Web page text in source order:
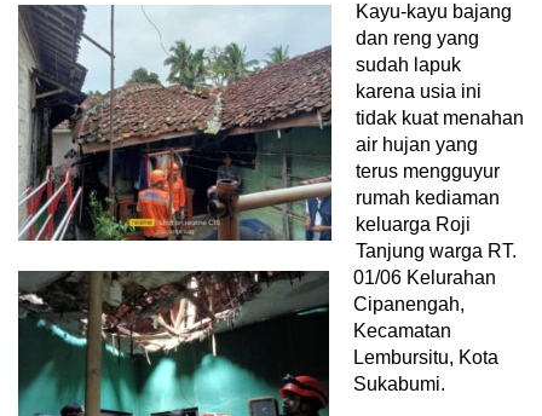
Kayu-kayu bajang
dan reng yang
sudah lapuk
karena usia ini
tidak kuat menahan
air hujan yang
terus mengguyur
rumah kediaman
keluarga Roji
Tanjung warga RT.
01/06 Kelurahan
Cipanengah,
Kecamatan
Lembursitu, Kota
Sukabumi.